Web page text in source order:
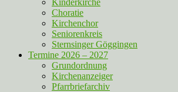
Kinderkirche
Choratie
Kirchenchor
Seniorenkreis
Sternsinger Göggingen
Termine 2026 – 2027
Grundordnung
Kirchenanzeiger
Pfarrbriefarchiv